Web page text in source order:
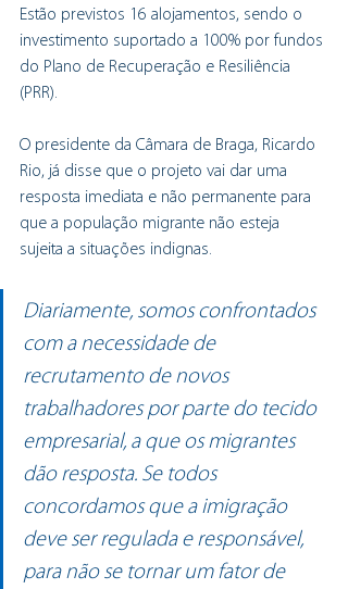
Estão previstos 16 alojamentos, sendo o
investimento suportado a 100% por fundos
do Plano de Recuperação e Resiliência
(PRR).
O presidente da Câmara de Braga, Ricardo
Rio, já disse que o projeto vai dar uma
resposta imediata e não permanente para
que a população migrante não esteja
sujeita a situações indignas.
Diariamente, somos confrontados
com a necessidade de
recrutamento de novos
trabalhadores por parte do tecido
empresarial, a que os migrantes
dão resposta. Se todos
concordamos que a imigração
deve ser regulada e responsável,
para não se tornar um fator de